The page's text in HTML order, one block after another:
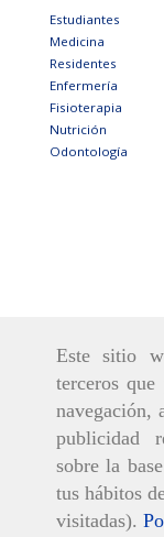
Este sitio
terceros
navegación,
publicidad
sobre la
tus hábitos
visitadas).
Estudiantes
Medicina
Residentes
Enfermería
Fisioterapia
Nutrición
Odontología